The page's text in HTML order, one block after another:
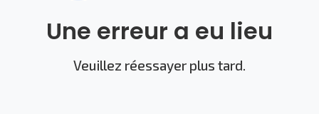
Une erreur a eu lieu
Veuillez réessayer plus tard.